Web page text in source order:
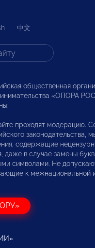
中文
общественная
«ОПОРА
проходят модерацию.
законодательства,
содержащие
даже в случае замены букв
символами. Не
к межнациональной